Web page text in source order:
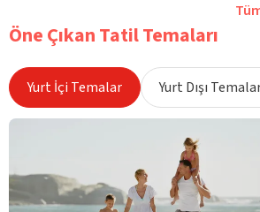
Öne Çıkan Tatil Temaları
Yurt İçi Temalar Yurt Dışı